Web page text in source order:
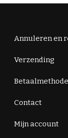
Annuleren en
Verzending
Betaalmethode
Contact
Mijn account